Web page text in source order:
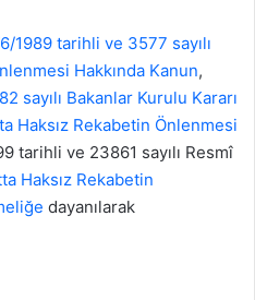
1989 tarihli ve 3577 sayılı
Hakkında Kanun,
sayılı Bakanlar Kurulu Kararı
Haksız Rekabetin Önlenmesi
tarihli ve 23861 sayılı Resmî
Haksız Rekabetin
dayanılarak